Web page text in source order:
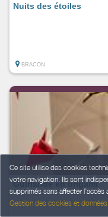
Ce site utilise des cookies
votre navigation. Ils sont
supprimés sans affecter l’accès
Gestion des cookies et
Nuits des étoiles
BRACON
Guirlande en origami